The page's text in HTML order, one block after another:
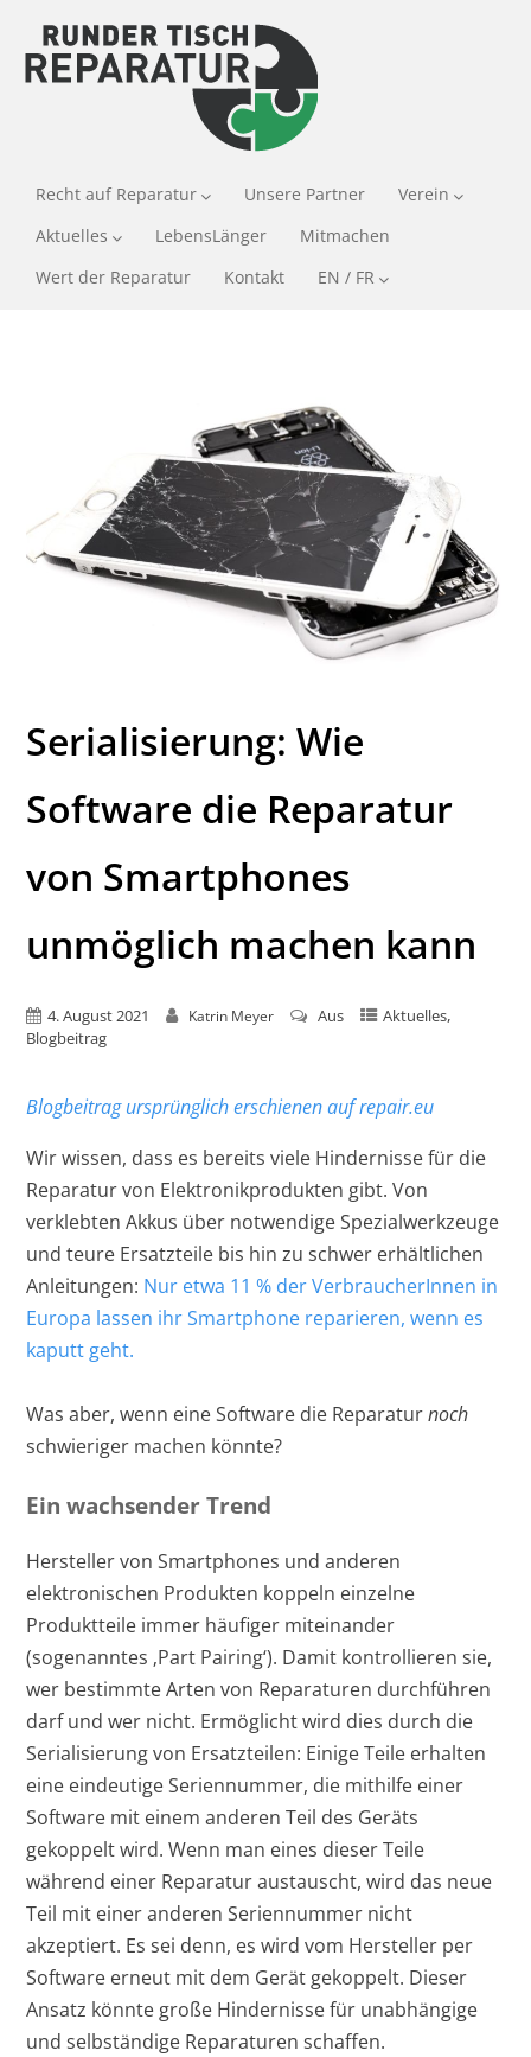
Recht auf Reparatur Unsere Partner
Verein
Aktuelles
LebensLänger
Mitmachen
Wert der Reparatur
Kontakt EN / FR
Serialisierung: Wie
Software die Reparatur
von Smartphones
unmöglich machen kann
4. August 2021 Katrin Meyer Aus Aktuelles,
Blogbeitrag
Blogbeitrag ursprünglich erschienen auf repair.eu
Wir wissen, dass es bereits viele Hindernisse für die
Reparatur von Elektronikprodukten gibt. Von
verklebten Akkus über notwendige Spezialwerkzeuge
und teure Ersatzteile bis hin zu schwer erhältlichen
Anleitungen: Nur etwa 11 % der VerbraucherInnen in
Europa lassen ihr Smartphone reparieren, wenn es
kaputt geht.
Was aber, wenn eine Software die Reparaturnoch
schwieriger machen könnte?
Ein wachsender Trend
Hersteller von Smartphones und anderen
elektronischen Produkten koppeln einzelne
Produktteile immer häufiger miteinander
(sogenanntes ‚Part Pairing‘). Damit kontrollieren sie,
wer bestimmte Arten von Reparaturen durchführen
darf und wer nicht. Ermöglicht wird dies durch die
Serialisierung von Ersatzteilen: Einige Teile erhalten
eine eindeutige Seriennummer, die mithilfe einer
Software mit einem anderen Teil des Geräts
gekoppelt wird. Wenn man eines dieser Teile
während einer Reparatur austauscht, wird das neue
Teil mit einer anderen Seriennummer nicht
akzeptiert. Es sei denn, es wird vom Hersteller per
Software erneut mit dem Gerät gekoppelt. Dieser
Ansatz könnte große Hindernisse für unabhängige
und selbständige Reparaturen schaffen.